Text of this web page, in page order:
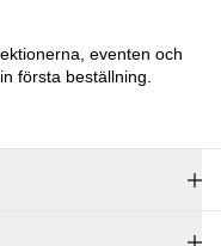
eventen och
första beställning.